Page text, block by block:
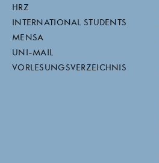
HRZ
INTERNATIONAL STUDENTS
MENSA
UNI-MAIL
VORLESUNGSVERZEICHNIS